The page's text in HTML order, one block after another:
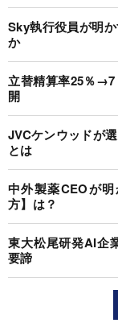
Sky執行役員が明
か
立替精算率25％→7
開
JVCケンウッドが
とは
中外製薬CEOが
方】は？
東大松尾研発AI企
要諦